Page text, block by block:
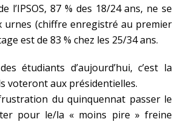
l’IPSOS, 87 % des 18/24 ans, ne se
urnes (chiffre enregistré au premier
est de 83 % chez les 25/34 ans.
étudiants d’aujourd’hui, c’est la
voteront aux présidentielles.
du quinquennat passer le
pour le/la « moins pire » freine